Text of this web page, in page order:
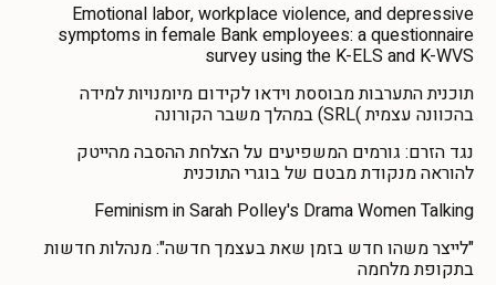
Emotional labor, workplace violence, and depressive
symptoms in female Bank employees: a questionnaire
survey using the K-ELS and K-WVS
תוכנית התערבות מבוססת וידאו לקידום מיומנויות למידה
בהכוונה עצמית )SRL) במהלך משבר הקורונה
נגד הזרם: גורמים המשפיעים על הצלחת ההסבה מהייטק
להוראה מנקודת מבטם של בוגרי התוכנית
Feminism in Sarah Polley's Drama Women Talking
"לייצר משהו חדש בזמן שאת בעצמך חדשה": מנהלות חדשות
בתקופת מלחמה